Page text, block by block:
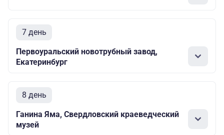
7 день
Первоуральский новотрубный завод,
Екатеринбург
8 день
Ганина Яма, Свердловский краеведческий
музей